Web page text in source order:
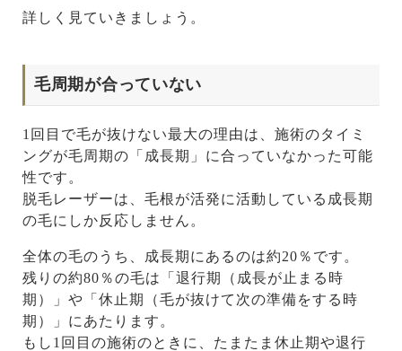
詳しく見ていきましょう。
毛周期が合っていない
1回目で毛が抜けない最大の理由は、施術のタイミ
ングが毛周期の「成長期」に合っていなかった可能
性です。
脱毛レーザーは、毛根が活発に活動している成長期
の毛にしか反応しません。
全体の毛のうち、成長期にあるのは約20％です。
残りの約80％の毛は「退行期（成長が止まる時
期）」や「休止期（毛が抜けて次の準備をする時
期）」にあたります。
もし1回目の施術のときに、たまたま休止期や退行